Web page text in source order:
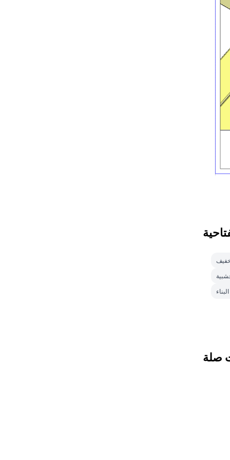
صلة